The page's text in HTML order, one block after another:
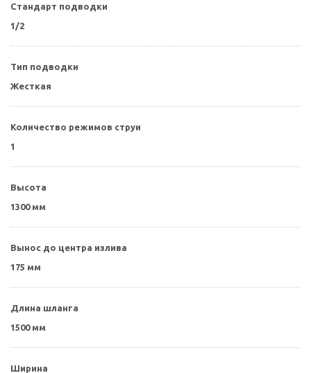
Стандарт подводки
1/2
Тип подводки
Жесткая
Количество режимов струи
1
Высота
1300 мм
Вынос до центра излива
175 мм
Длина шланга
1500 мм
Ширина